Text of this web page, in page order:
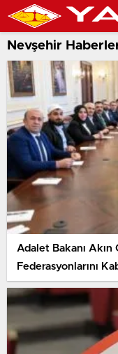
Nevşehir
Adalet Bakanı
Federasyonlarını